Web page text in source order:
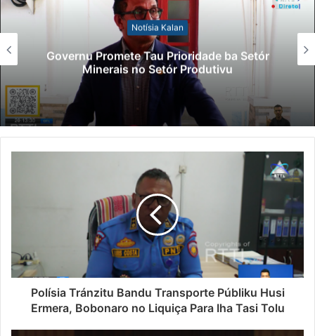
ba Setór
Lei Siberseguransa
Polisiál Kaptura
Paradeiru Iha
Polísia Tránzitu Bandu Transporte Públiku Husi
Ermera, Bobonaro no Liquiça Para Iha Tasi Tolu